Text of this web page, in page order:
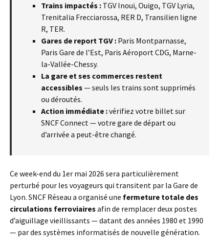
Trains impactés : TGV Inoui, Ouigo, TGV Lyria,
Trenitalia Frecciarossa, RER D, Transilien ligne
R, TER.
Gares de report TGV : Paris Montparnasse,
Paris Gare de l’Est, Paris Aéroport CDG, Marne-
la-Vallée-Chessy.
La gare et ses commerces restent
accessibles — seuls les trains sont supprimés
ou déroutés.
Action immédiate :vérifiez votre billet sur
SNCF Connect — votre gare de départ ou
d’arrivée a peut-être changé.
Ce week-end du 1er mai 2026 sera particulièrement
perturbé pour les voyageurs qui transitent par la Gare de
Lyon. SNCF Réseau a organisé une fermeture totale des
circulations ferroviaires afin de remplacer deux postes
d’aiguillage vieillissants — datant des années 1980 et 1990
— par des systèmes informatisés de nouvelle génération.